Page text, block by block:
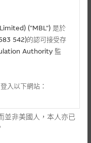
價格 升/跌(%)
不適用
-
("MBL") 是於
542)的認可接受存
Authority 監
入以下網站：
知，如閣下欲取麥格
並非美國人，本人亦已